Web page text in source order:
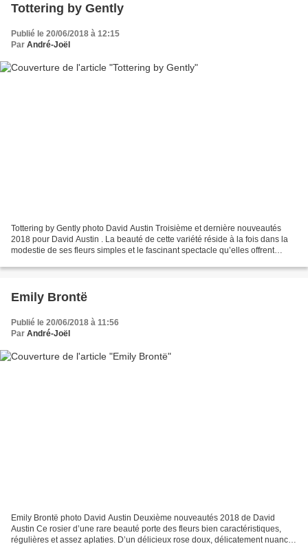
Tottering by Gently
Publié le 20/06/2018 à 12:15
Par André-Joël
Tottering by Gently photo David Austin Troisième et dernière nouveautés
2018 pour David Austin . La beauté de cette variété réside à la fois dans la
modestie de ses fleurs simples et le fascinant spectacle qu’elles offrent
Emily Brontë
Publié le 20/06/2018 à 11:56
Par André-Joël
Emily Brontë photo David Austin Deuxième nouveautés 2018 de David
Austin Ce rosier d’une rare beauté porte des fleurs bien caractéristiques,
régulières et assez aplaties. D’un délicieux rose doux, délicatement nuancé